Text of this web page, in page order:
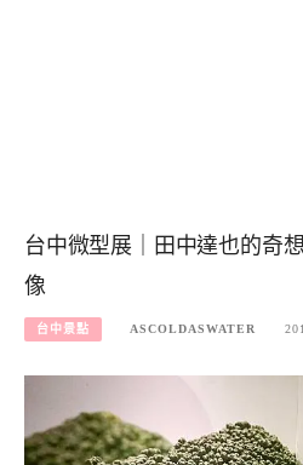
台中微型展｜田中達也的奇
像
台中景點 ASCOLDASWATER